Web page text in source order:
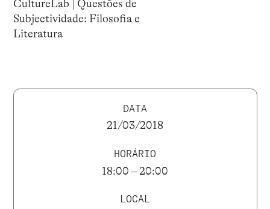
CultureLab | Questões de
Subjectividade: Filosofia e
Literatura
DATA
21/03/2018
HORÁRIO
18:00 – 20:00
LOCAL